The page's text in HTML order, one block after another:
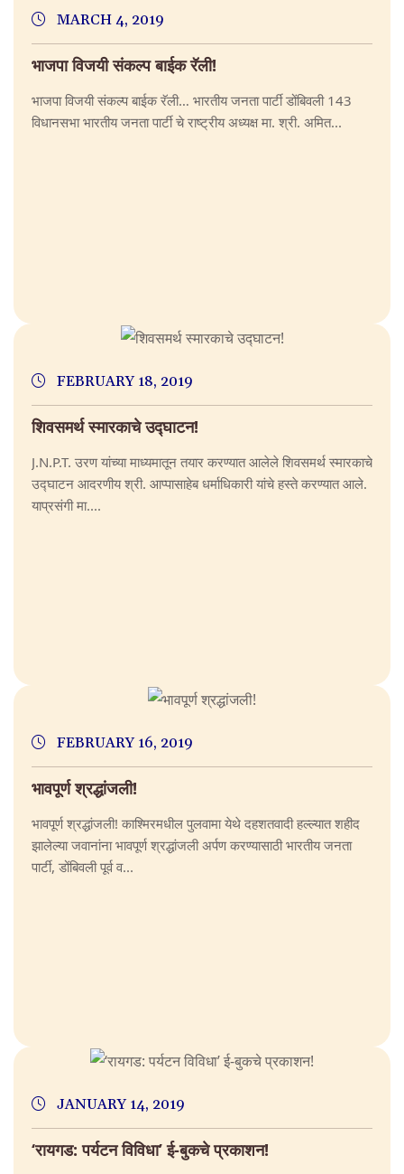
MARCH 4, 2019
भाजपा विजयी संकल्प बाईक रॅली!
भाजपा विजयी संकल्प बाईक रॅली… भारतीय जनता पार्टी डोंबिवली 143
विधानसभा भारतीय जनता पार्टी चे राष्ट्रीय अध्यक्ष मा. श्री. अमित...
FEBRUARY 18, 2019
शिवसमर्थ स्मारकाचे उद्घाटन!
J.N.P.T. उरण यांच्या माध्यमातून तयार करण्यात आलेले शिवसमर्थ स्मारकाचे
उद्घाटन आदरणीय श्री. आप्पासाहेब धर्माधिकारी यांचे हस्ते करण्यात आले.
याप्रसंगी मा....
FEBRUARY 16, 2019
भावपूर्ण श्रद्धांजली!
भावपूर्ण श्रद्धांजली! काश्मिरमधील पुलवामा येथे दहशतवादी हल्ल्यात शहीद
झालेल्या जवानांना भावपूर्ण श्रद्धांजली अर्पण करण्यासाठी भारतीय जनता
पार्टी, डोंबिवली पूर्व व...
JANUARY 14, 2019
‘रायगड: पर्यटन विविधा’ ई-बुकचे प्रकाशन!